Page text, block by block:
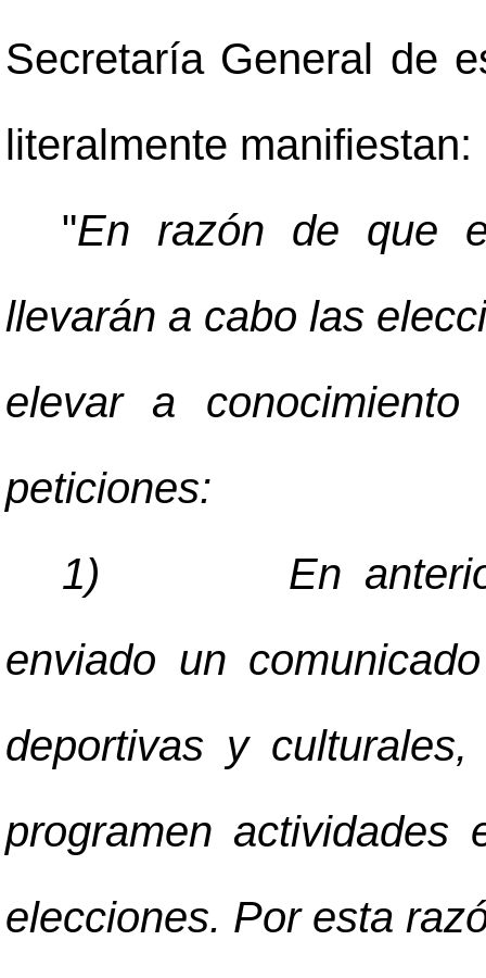
Secretaría General de
literalmente manifiestan:
"En razón de que
llevarán a cabo las
elevar a
peticiones:
1)
En
enviado un
deportivas y
programen
elecciones. Por esta